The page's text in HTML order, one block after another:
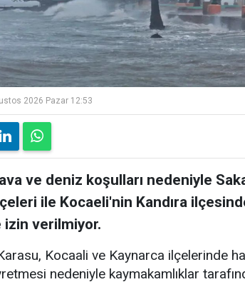
2026 Pazar 12:53
ve deniz koşulları nedeniyle
ile Kocaeli'nin Kandıra
verilmiyor.
Kocaali ve Kaynarca ilçelerinde
nedeniyle kaymakamlıklar